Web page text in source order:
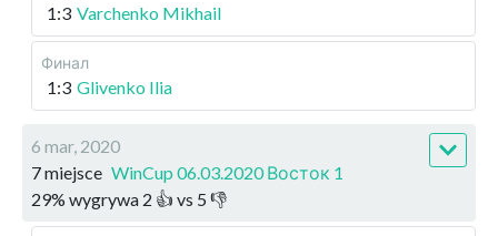
1:3 Varchenko Mikhail
Финал
1:3 Glivenko Ilia
6 mar, 2020
7 miejsce WinCup 06.03.2020 Восток 1
29% wygrywa 2 👍 vs 5 👎